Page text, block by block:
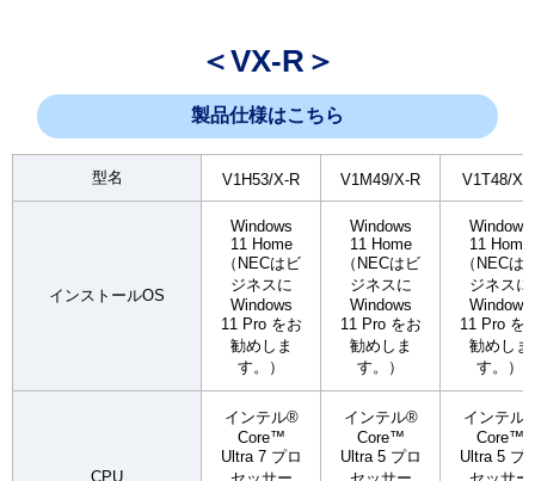
＜VX-R＞
製品仕様はこちら
型名 V1H53/X-R V1M49/X-R V1T48/X-
インストールOS
Windows
11 Home
（NECはビ
ジネスに
Windows
11 Pro をお
勧めしま
す。）
Windows
11 Home
（NECはビ
ジネスに
Windows
11 Pro をお
勧めしま
す。）
Windows
11 Home
（NECは
ジネスに
Windows
11 Pro を
勧めしま
す。）
CPU
インテル®
Core™
Ultra 7 プロ
インテル®
Core™
Ultra 5 プロ
インテル
Core™
Ultra 5 プ